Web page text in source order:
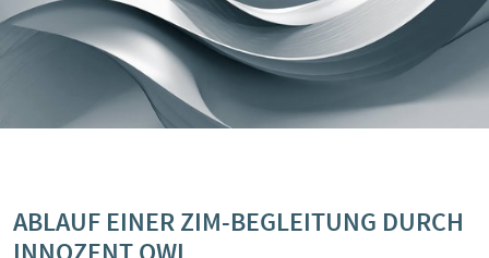
ABLAUF EINER ZIM-BEGLEITUNG DURCH